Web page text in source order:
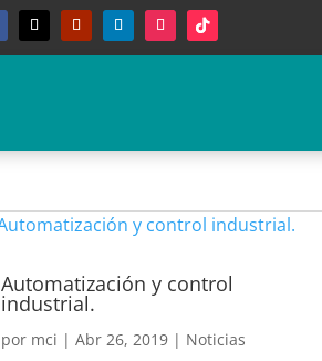
Automatización y control
industrial.
por mci |Abr 26, 2019 | Noticias